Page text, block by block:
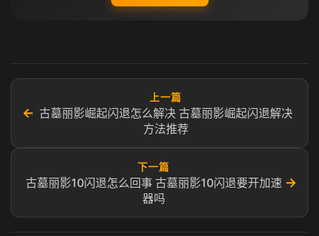
←
上一篇
古墓丽影崛起闪退怎么解决 古墓丽影崛起闪退解决
方法推荐
下一篇
古墓丽影10闪退怎么回事 古墓丽影10闪退要开加速
器吗
→